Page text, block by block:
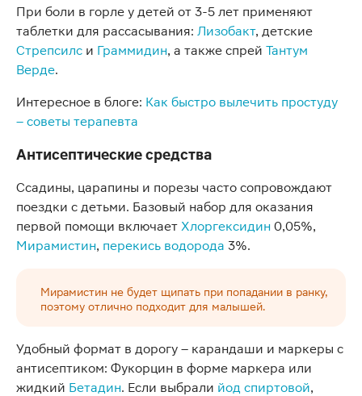
При боли в горле у детей от 3-5 лет применяют
таблетки для рассасывания: Лизобакт, детские
Стрепсилс и Граммидин, а также спрей Тантум
Верде.
Интересное в блоге: Как быстро вылечить простуду
– советы терапевта
Антисептические средства
Ссадины, царапины и порезы часто сопровождают
поездки с детьми. Базовый набор для оказания
первой помощи включает Хлоргексидин 0,05%,
Мирамистин, перекись водорода 3%.
Мирамистин не будет щипать при попадании в ранку,
поэтому отлично подходит для малышей.
Удобный формат в дорогу – карандаши и маркеры с
антисептиком: Фукорцин в форме маркера или
жидкий Бетадин. Если выбрали йод спиртовой,